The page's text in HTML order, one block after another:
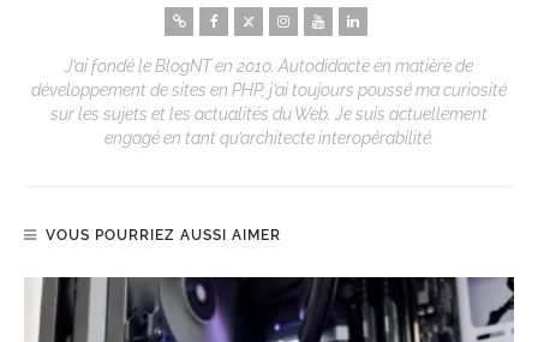
J’ai fondé le BlogNT en 2010. Autodidacte en matière de
développement de sites en PHP, j’ai toujours poussé ma curiosité
sur les sujets et les actualités du Web. Je suis actuellement
engagé en tant qu’architecte interopérabilité.
VOUS POURRIEZ AUSSI AIMER